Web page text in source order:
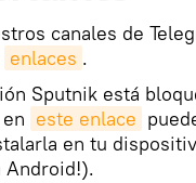
canales de
enlaces .
Sputnik está
este enlace
en tu
Android!).